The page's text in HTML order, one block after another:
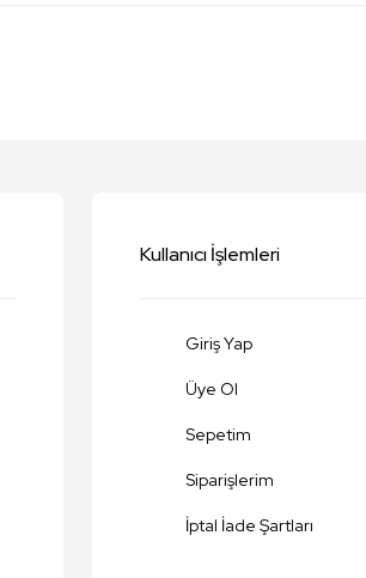
Kullanıcı İşlemleri
Giriş Yap
Üye Ol
Sepetim
Siparişlerim
İptal İade Şartları